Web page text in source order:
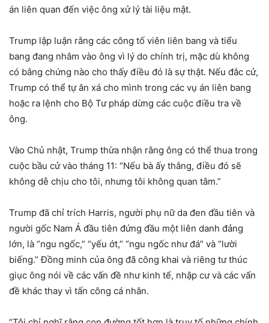
án liên quan đến việc ông xử lý tài liệu mật.
Trump lập luận rằng các công tố viên liên bang và tiểu
bang đang nhắm vào ông vì lý do chính trị, mặc dù không
có bằng chứng nào cho thấy điều đó là sự thật. Nếu đắc cử,
Trump có thể tự ân xá cho mình trong các vụ án liên bang
hoặc ra lệnh cho Bộ Tư pháp dừng các cuộc điều tra về
ông.
Vào Chủ nhật, Trump thừa nhận rằng ông có thể thua trong
cuộc bầu cử vào tháng 11: “Nếu bà ấy thắng, điều đó sẽ
không dễ chịu cho tôi, nhưng tôi không quan tâm.”
Trump đã chỉ trích Harris, người phụ nữ da đen đầu tiên và
người gốc Nam Á đầu tiên đứng đầu một liên danh đảng
lớn, là “ngu ngốc,” “yếu ớt,” “ngu ngốc như đá” và “lười
biếng.” Đồng minh của ông đã công khai và riêng tư thúc
giục ông nói về các vấn đề như kinh tế, nhập cư và các vấn
đề khác thay vì tấn công cá nhân.